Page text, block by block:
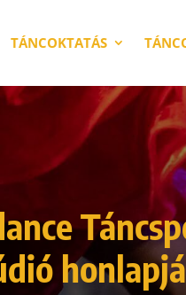
TÁNCOKTATÁS